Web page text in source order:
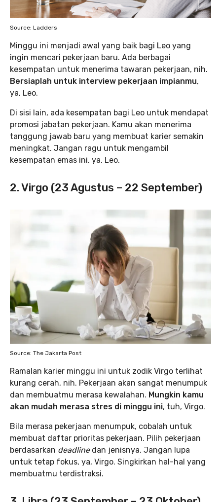
Source: Ladders
Minggu ini menjadi awal yang baik bagi Leo yang
ingin mencari pekerjaan baru. Ada berbagai
kesempatan untuk menerima tawaran pekerjaan, nih.
Bersiaplah untuk interview pekerjaan impianmu,
ya, Leo.
Di sisi lain, ada kesempatan bagi Leo untuk mendapat
promosi jabatan pekerjaan. Kamu akan menerima
tanggung jawab baru yang membuat karier semakin
meningkat. Jangan ragu untuk mengambil
kesempatan emas ini, ya, Leo.
2. Virgo (23 Agustus – 22 September)
Source: The Jakarta Post
Ramalan karier minggu ini untuk zodik Virgo terlihat
kurang cerah, nih. Pekerjaan akan sangat menumpuk
dan membuatmu merasa kewalahan. Mungkin kamu
akan mudah merasa stres di minggu ini, tuh, Virgo.
Bila merasa pekerjaan menumpuk, cobalah untuk
membuat daftar prioritas pekerjaan. Pilih pekerjaan
berdasarkan deadline dan jenisnya. Jangan lupa
untuk tetap fokus, ya, Virgo. Singkirkan hal-hal yang
membuatmu terdistraksi.